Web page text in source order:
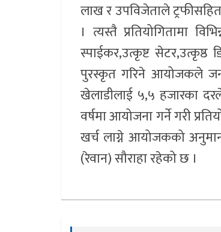
लाख र उपविजेताले
। त्यस्तै प्रतियोगितामा
स्पाईकर,उत्कृष्ट सेटर,उत्कृष्ठ
पुरस्कृत गरिने आयोजकले
खेलाडीलाई ५,५ हजारका
वर्षमा आयोजना गर्ने गरी
खर्च लाग्ने आयोजकको अनुमान
(रेवान) सौराहा रहेको छ ।